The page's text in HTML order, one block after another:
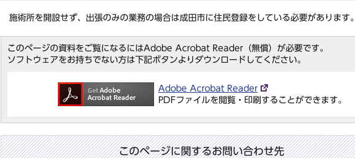
施術所を開設せず、出張のみの業務の場合は成田市に住民登録をしている必要があります。
このページの資料をご覧になるにはAdobe Acrobat Reader（無償）が必要です。
ソフトウェアをお持ちでない方は下記ボタンよりダウンロードしてください。
Adobe Acrobat Reader
PDFファイルを閲覧・印刷することができます。
このページに関するお問い合わせ先